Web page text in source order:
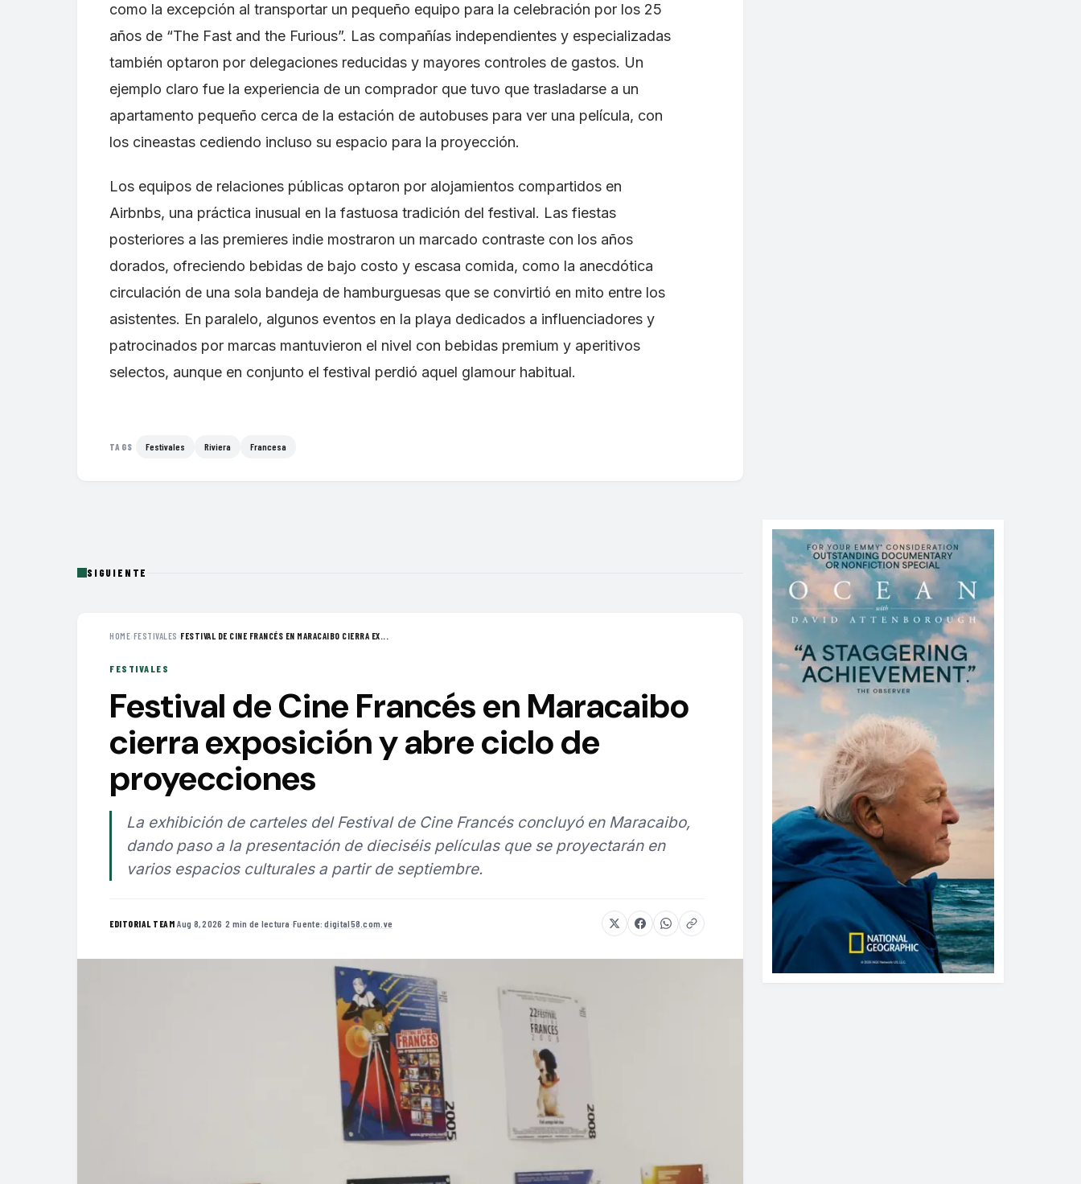
como la excepción al transportar un pequeño equipo para la celebración por los 25
años de “The Fast and the Furious”. Las compañías independientes y especializadas
también optaron por delegaciones reducidas y mayores controles de gastos. Un
ejemplo claro fue la experiencia de un comprador que tuvo que trasladarse a un
apartamento pequeño cerca de la estación de autobuses para ver una película, con
los cineastas cediendo incluso su espacio para la proyección.
Los equipos de relaciones públicas optaron por alojamientos compartidos en
Airbnbs, una práctica inusual en la fastuosa tradición del festival. Las fiestas
posteriores a las premieres indie mostraron un marcado contraste con los años
dorados, ofreciendo bebidas de bajo costo y escasa comida, como la anecdótica
circulación de una sola bandeja de hamburguesas que se convirtió en mito entre los
asistentes. En paralelo, algunos eventos en la playa dedicados a influenciadores y
patrocinados por marcas mantuvieron el nivel con bebidas premium y aperitivos
selectos, aunque en conjunto el festival perdió aquel glamour habitual.
TAGS Festivales Riviera Francesa
SIGUIENTE
HOME›FESTIVALES ›FESTIVAL DE CINE FRANCÉS EN MARACAIBO CIERRA EX...
FESTIVALES
Festival de Cine Francés en Maracaibo
cierra exposición y abre ciclo de
proyecciones
La exhibición de carteles del Festival de Cine Francés concluyó en Maracaibo,
dando paso a la presentación de dieciséis películas que se proyectarán en
varios espacios culturales a partir de septiembre.
EDITORIAL TEAM·Aug 8, 2026 ·2 min de lectura ·Fuente:digital58.com.ve